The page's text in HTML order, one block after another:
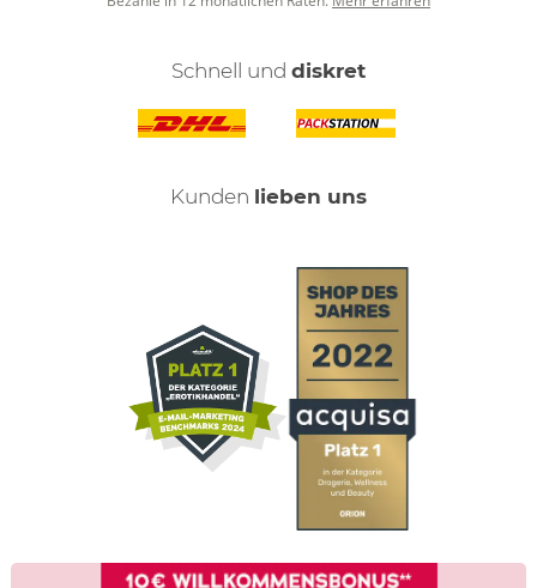
Schnell und diskret
Kunden lieben uns